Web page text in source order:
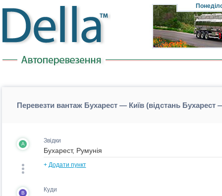
Перевезти вантаж Бухарест — Київ (відстань Бухарест
A Звідки
+ Додати пункт
B Куди